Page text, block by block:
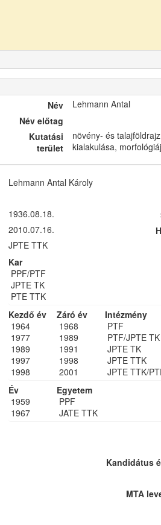
Név
Lehmann Antal
Név előtag
Kutatási
terület
növény- és
kialakulása,
Lehmann Antal Károly
1936.08.18.
2010.07.16.
JPTE TTK
Kar
PPF/PTF
JPTE TK
PTE TTK
Kezdő év Záró év Intézmény
1964
1968 PTF
1977
1989 PTF/JPTE TK
1989
1991 JPTE TK
1997
1998 JPTE TTK
1998
2001 JPTE TTK/
Év Egyetem
1959
PPF
1967
JATE TTK
Kandidátus
MTA